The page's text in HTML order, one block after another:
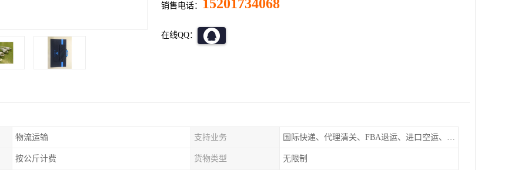
销售电话： 15201734068
在线QQ：
物流运输 支持业务 国际快递、代理清关、FBA退运、进口空运、进口海运
按公斤计费 货物类型 无限制